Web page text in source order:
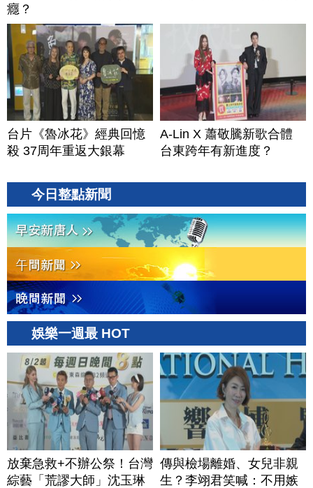
癮？
台片《魯冰花》經典回憶
殺 37周年重返大銀幕
A-Lin X 蕭敬騰新歌合體
台東跨年有新進度？
今日整點新聞
娛樂一週最 HOT
放棄急救+不辦公祭！台灣
綜藝「荒謬大師」沈玉琳
傳與檢場離婚、女兒非親
生？李翊君笑喊：不用嫉